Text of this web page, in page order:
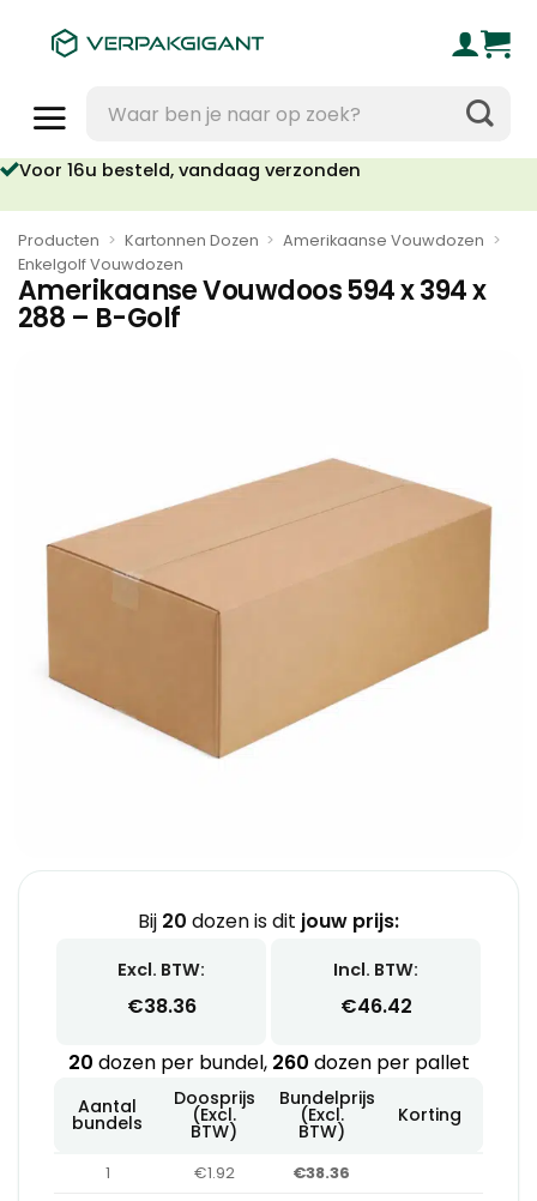
naar:
Voor 16u besteld, vandaag verzonden
Producten > Kartonnen Dozen > Amerikaanse Vouwdozen >
Enkelgolf Vouwdozen
Amerikaanse Vouwdoos 594 x 394 x
288 – B-Golf
Bij 20 dozen is dit jouw prijs:
Excl. BTW:
€38.36
Incl. BTW:
€46.42
20 dozen per bundel, 260 dozen per pallet
Aantal
bundels
Doosprijs
(Excl.
BTW)
Bundelprijs
(Excl.
BTW)
Korting
1 €1.92
€38.36